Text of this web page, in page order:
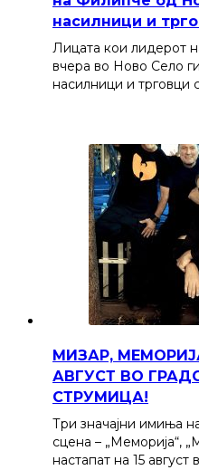
насилници и
Лицата кои лидерот
вчера во Ново Село
насилници и трговци
МИЗАР,
АВГУСТ ВО
СТРУМИЦА!
Три значајни имиња
сцена – „Меморија“,
настапат на 15